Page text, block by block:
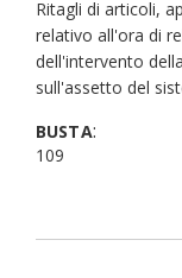
Ritagli di articoli,
relativo all'ora di
dell'intervento
sull'assetto del
BUSTA:
109